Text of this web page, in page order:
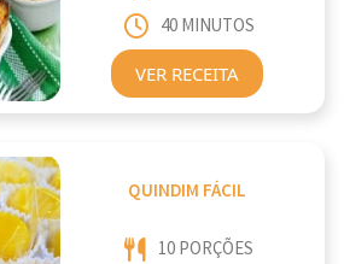
40 MINUTOS
VER RECEITA
QUINDIM FÁCIL
10 PORÇÕES